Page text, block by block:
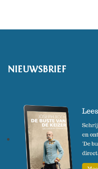
NIEUWSBRIEF